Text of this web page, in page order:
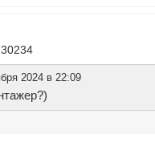
2024 в 22:09